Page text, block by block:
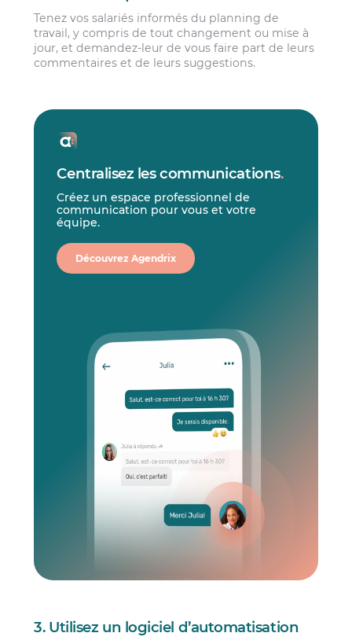
Tenez vos salariés informés du planning de
travail, y compris de tout changement ou mise à
jour, et demandez-leur de vous faire part de leurs
commentaires et de leurs suggestions.
Centralisez les communications.
Créez un espace professionnel de
communication pour vous et votre
équipe.
Découvrez Agendrix
3. Utilisez un logiciel d’automatisation